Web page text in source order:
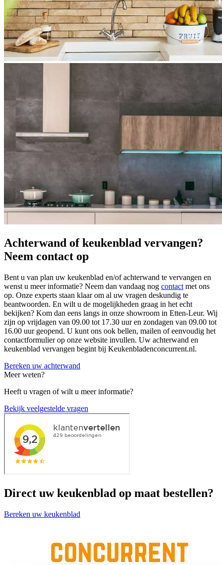
Achterwand of keukenblad vervangen?
Neem contact op
Bent u van plan uw keukenblad en/of achterwand te vervangen en
wenst u meer informatie? Neem dan vandaag nog contact met ons
op. Onze experts staan klaar om al uw vragen deskundig te
beantwoorden. En wilt u de mogelijkheden graag in het echt
bekijken? Kom dan eens langs in onze showroom in Etten-Leur. Wij
zijn op vrijdagen van 09.00 tot 17.30 uur en zondagen van 09.00 tot
16.00 uur geopend. U kunt ons ook bellen, mailen of eenvoudig het
contactformulier op onze website invullen. Uw achterwand en
keukenblad vervangen begint bij Keukenbladenconcurrent.nl.
Bereken uw achterwand
Meer weten?
Heeft u vragen of wilt u meer informatie?
Bekijk veelgestelde vragen
Direct uw keukenblad op maat bestellen?
Bereken uw keukenblad